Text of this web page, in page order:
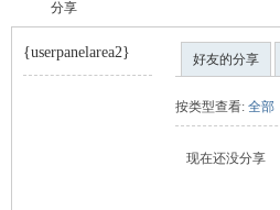
分享
{userpanelarea2} 好友的分享
按类型查看: 全部
现在还没分享